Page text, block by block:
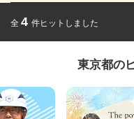
全 4 件ヒットしました
東京都の